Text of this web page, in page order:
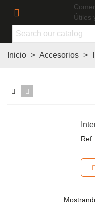
Inicio > Accesorios >
Ref: